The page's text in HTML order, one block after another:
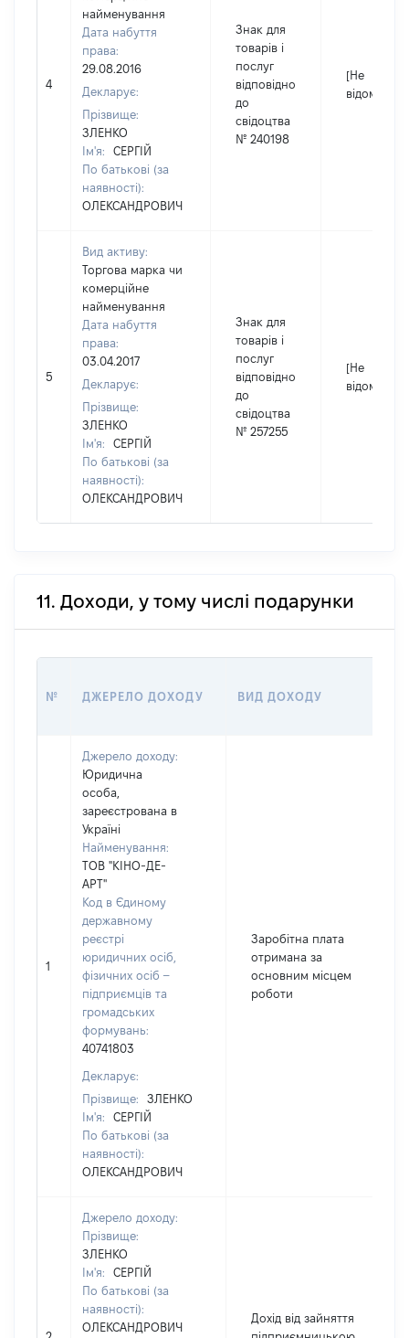
4
найменування
Дата набуття
права:
29.08.2016
Декларує:
Прізвище:
ЗЛЕНКО
Ім'я:
СЕРГІЙ
По батькові (за
наявності):
ОЛЕКСАНДРОВИЧ
Знак для
товарів і
послуг
відповідно
до
свідоцтва
№ 240198
[Не
відомо]
5
Вид активу:
Торгова марка чи
комерційне
найменування
Дата набуття
права:
03.04.2017
Декларує:
Прізвище:
ЗЛЕНКО
Ім'я:
СЕРГІЙ
По батькові (за
наявності):
ОЛЕКСАНДРОВИЧ
Знак для
товарів і
послуг
відповідно
до
свідоцтва
№ 257255
[Не
відомо]
11. Доходи, у тому числі подарунки
№ ДЖЕРЕЛО ДОХОДУ ВИД ДОХОДУ
1
Джерело доходу:
Юридична
особа,
зареєстрована в
Україні
Найменування:
ТОВ "КІНО-ДЕ-
АРТ"
Код в Єдиному
державному
реєстрі
юридичних осіб,
фізичних осіб –
підприємців та
громадських
формувань:
40741803
Декларує:
Прізвище:
ЗЛЕНКО
Ім'я:
СЕРГІЙ
По батькові (за
наявності):
ОЛЕКСАНДРОВИЧ
Заробітна плата
отримана за
основним місцем
роботи
Джерело доходу:
Прізвище:
ЗЛЕНКО
Ім'я:
СЕРГІЙ
По батькові (за
наявності):
ОЛЕКСАНДРОВИЧ
Дохід від зайняття